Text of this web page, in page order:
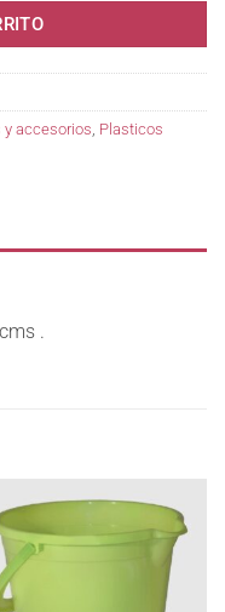
y accesorios, Plasticos
.